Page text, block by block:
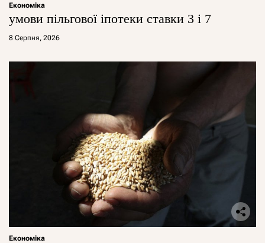
Економіка
умови пільгової іпотеки ставки 3 і 7
8 Серпня, 2026
Економіка